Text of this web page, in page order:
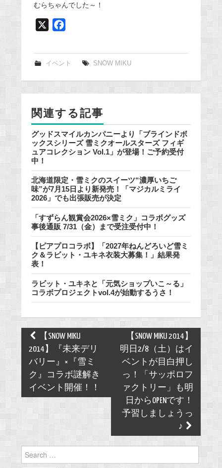
むらちゃんでした～！
e
k
イベント SNOW MIKU
関連する記事
グッドスマイルカンパニーより「ブラインドボ
ックスシリーズ 雪ミクオールスターズ フィギ
ュアコレクション Vol.1」が登場！ご予約受付
中！
北海道限定・雪ミクのスイーツ“濃厚いちご
味”が7月15日より新発売！「マジカルミライ
2026」でも出張販売が決定
「すずらん観賞会2026×雪ミク」コラボグッズ
事後通販 7/31（金）まで受注受付中！
【ピアプロコラボ】「2027年ねんどろいど雪ミ
ク＆ラビット・ユキネ衣装大募集！」結果発
表！
ラビット・ユキネと「元気ショップいこ～る」
コラボプロジェクトvol.4が始動するうさ！
Post
navigation
【SNOW MIKU
2014】『未来デリ
バリー』×『雪ミ
ク』コラボ謎解き
イベント開催！！
【SNOW MIKU 2014】
明日2/8（土）はイ
ベントが目白押し
っ！「サッポロフ
ァクトリー」も明
日からOPENです！
予習しましょうっ
♪
Search
for: